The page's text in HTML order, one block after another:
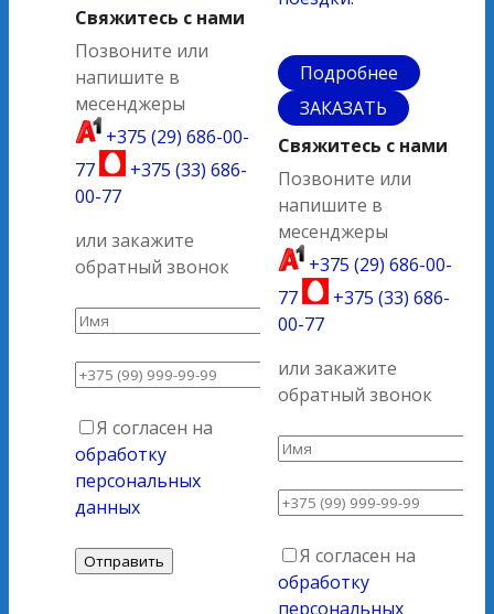
Свяжитесь с нами
Позвоните или
напишите в
месенджеры
+375 (29) 686-00-
77
+375 (33) 686-
00-77
или закажите
обратный звонок
Я согласен на
обработку
персональных
данных
Подробнее
ЗАКАЗАТЬ
Свяжитесь с нами
Позвоните или
напишите в
месенджеры
+375 (29) 686-00-
77
+375 (33) 686-
00-77
или закажите
обратный звонок
Я согласен на
обработку
персональных